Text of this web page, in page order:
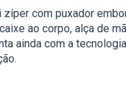
com puxador
ao corpo, alça de
ainda com a